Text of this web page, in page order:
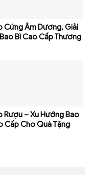
Cứng Âm Dương, Giải
Bì Cao Cấp Thương
Rượu – Xu Hướng Bao
Cấp Cho Quà Tặng